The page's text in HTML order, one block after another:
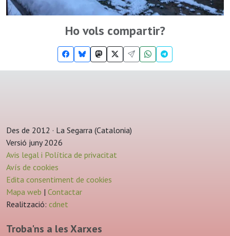
Ho vols compartir?
Des de 2012 · La Segarra (Catalonia)
Versió juny 2026
Avis legal i Política de privacitat
Avís de cookies
Edita consentiment de cookies
Mapa web | Contactar
Realització: cdnet
Troba'ns a les Xarxes